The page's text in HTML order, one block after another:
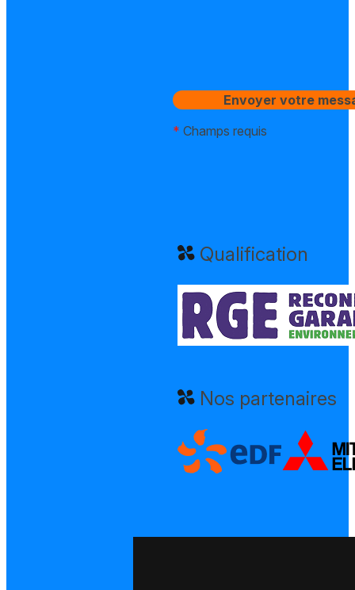
* Champs requis
Qualification
Nos partenaires